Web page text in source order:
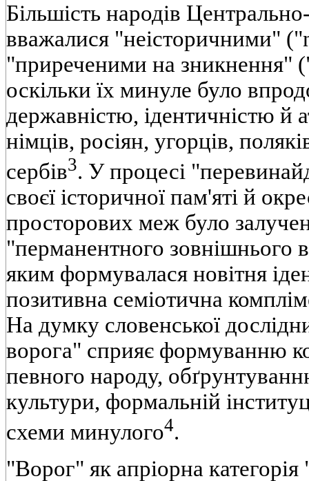
Більшість народів
вважалися "неісторичними"
"приреченими на зникнення"
оскільки їх минуле було
державністю, ідентичністю й
німців, росіян, угорців,
сербів3. У процесі
своєї історичної пам'яті й
просторових меж було
"перманентного зовнішнього
яким формувалася новітня
позитивна семіотична
На думку словенської
ворога" сприяє формуванню
певного народу,
культури, формальній
схеми минулого4.
"Ворог" як апріорна